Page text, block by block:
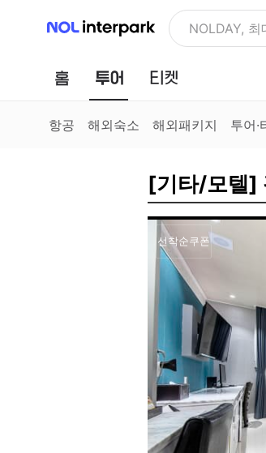
NOL 인터파크 NOLDAY,
홈 투어
항공 해외숙소 해외패키지 투어·
[기타/모텔]
선착순쿠폰